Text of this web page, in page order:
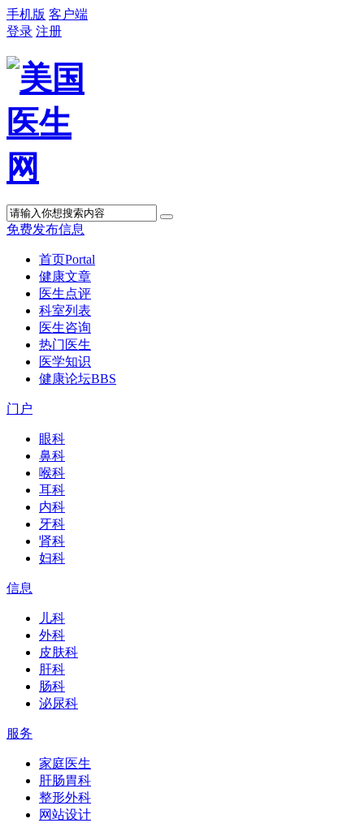
手机版 客户端
登录 注册
免费发布信息
首页Portal
健康文章
医生点评
科室列表
医生咨询
热门医生
医学知识
健康论坛BBS
门户
眼科
鼻科
喉科
耳科
内科
牙科
肾科
妇科
信息
儿科
外科
皮肤科
肝科
肠科
泌尿科
服务
家庭医生
肝肠胃科
整形外科
网站设计